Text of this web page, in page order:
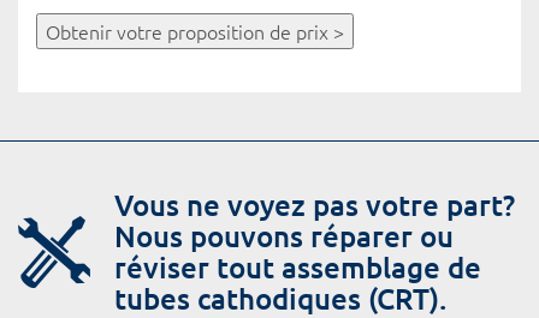
Obtenir votre proposition de prix >
Vous ne voyez pas votre part?
Nous pouvons réparer ou
réviser tout assemblage de
tubes cathodiques (CRT).